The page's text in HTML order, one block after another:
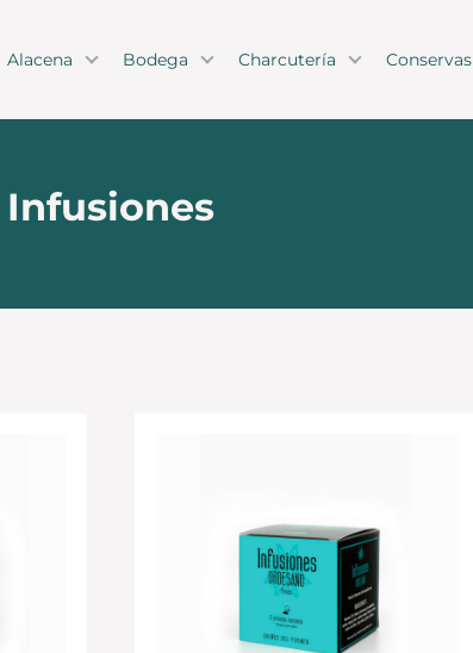
Alacena Bodega Charcutería Conservas
Infusiones